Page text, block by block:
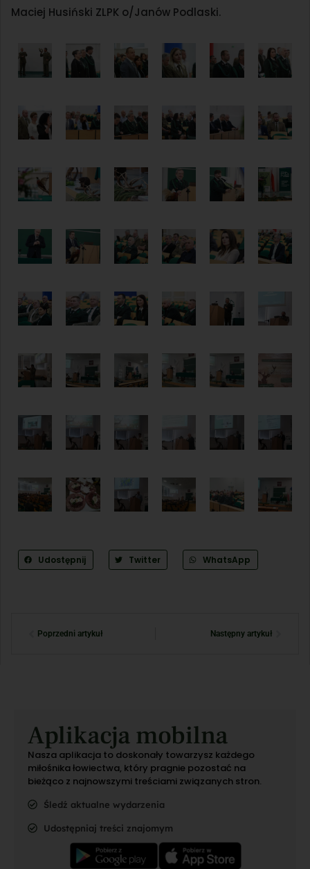
Maciej Husiński ZLPK o/Janów Podlaski.
Udostępnij Twitter WhatsApp
Poprzedni artykuł Następny artykuł
Aplikacja mobilna
Nasza aplikacja to doskonały towarzysz każdego
miłośnika łowiectwa, który pragnie pozostać na
bieżąco z najnowszymi treściami związanych stron.
Śledź aktualne wydarzenia
Udostępniaj treści znajomym